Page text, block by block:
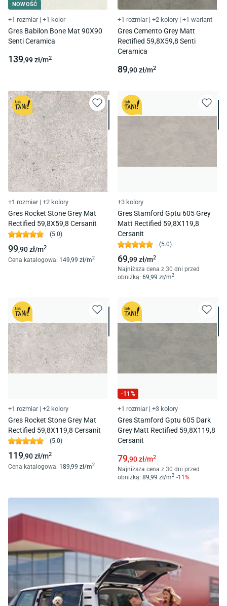
NOWOŚĆ
+1 rozmiar | +1 kolor
Gres Babilon Bone Mat 90X90
Senti Ceramica
139,99zł/m2
+1 rozmiar | +2 kolory | +1 wariant
Gres Cemento Grey Matt
Rectified 59,8X59,8 Senti
Ceramica
89,90zł/m2
+1 rozmiar | +2 kolory
Gres Rocket Stone Grey Mat
Rectified 59,8X59,8 Cersanit
(5.0)
99,90zł/m2
Cena katalogowa: 149,99 zł/m2
+3 kolory
Gres Stamford Gptu 605 Grey
Matt Rectified 59,8X119,8
Cersanit
(5.0)
69,99zł/m2
Najniższa cena z 30 dni przed
obniżką: 69,99 zł/m2
+1 rozmiar | +2 kolory
Gres Rocket Stone Grey Mat
Rectified 59,8X119,8 Cersanit
(5.0)
119,90zł/m2
Cena katalogowa: 189,99 zł/m2
-11 %
+1 rozmiar | +3 kolory
Gres Stamford Gptu 605 Dark
Grey Matt Rectified 59,8X119,8
Cersanit
79,90zł/m2
Najniższa cena z 30 dni przed
obniżką: 89,99 zł/m2 -11 %